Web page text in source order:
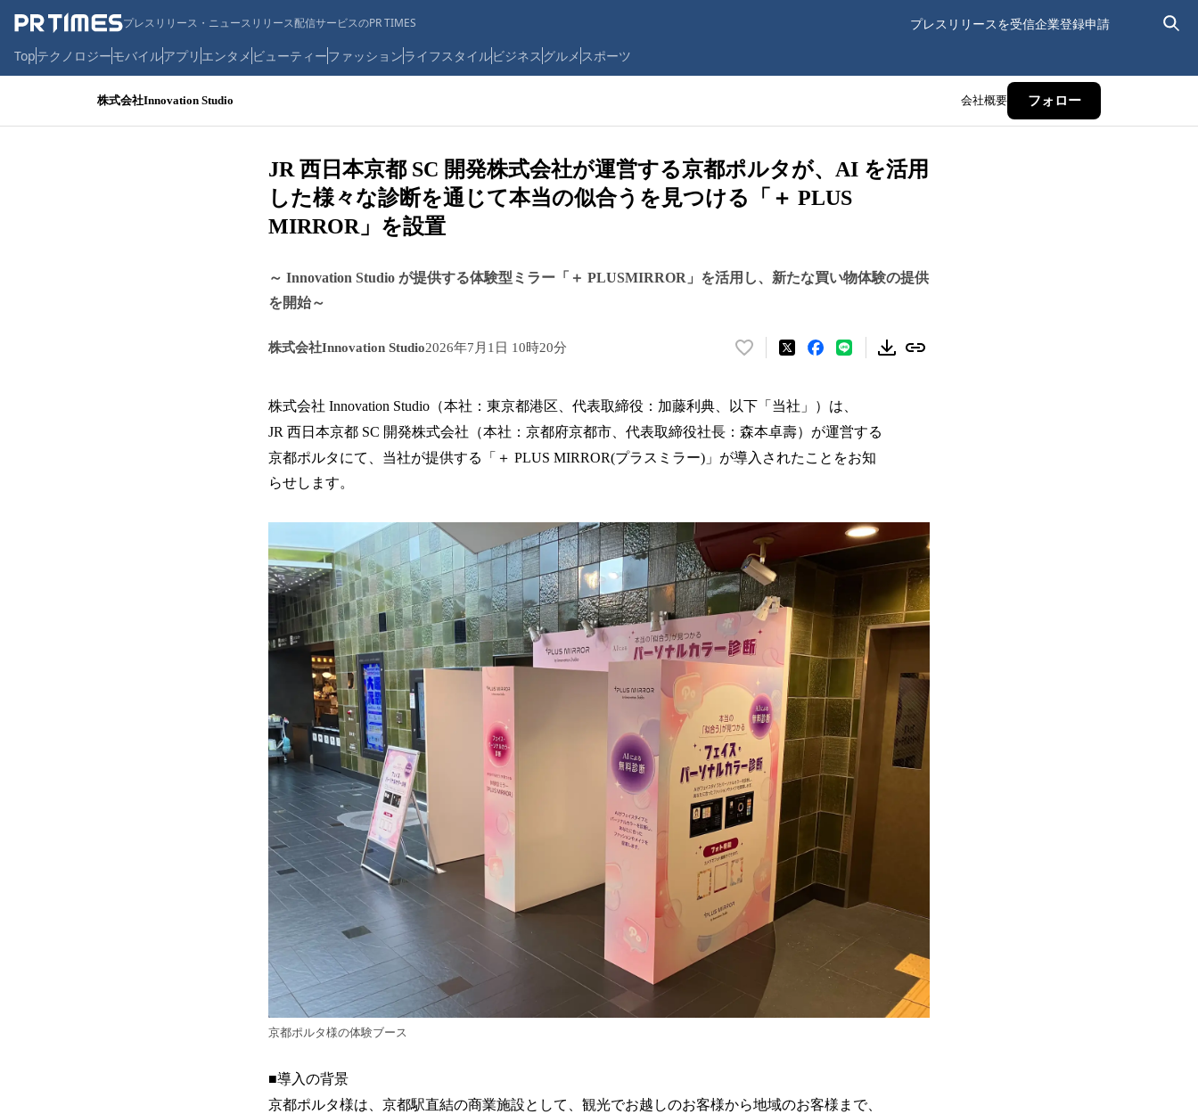
プレスリリース・ニュースリリース配信サービスのPR TIMES プレスリリースを受信企業登録申請
Topテクノロジーモバイルアプリ エンタメ ビューティーファッションライフスタイルビジネス グルメ スポーツ
株式会社Innovation Studio 会社概要 フォロー
JR 西日本京都 SC 開発株式会社が運営する京都ポルタが、AI を活用
した様々な診断を通じて本当の似合うを見つける「＋ PLUS
MIRROR」を設置
～ Innovation Studio が提供する体験型ミラー「＋ PLUSMIRROR」を活用し、新たな買い物体験の提供
を開始～
株式会社Innovation Studio2026年7月1日 10時20分
い
！
数
を
読
み
中
で
す
株式会社 Innovation Studio（本社：東京都港区、代表取締役：加藤利典、以下「当社」）は、
JR 西日本京都 SC 開発株式会社（本社：京都府京都市、代表取締役社長：森本卓壽）が運営する
京都ポルタにて、当社が提供する「＋ PLUS MIRROR(プラスミラー)」が導入されたことをお知
らせします。
京都ポルタ様の体験ブース
■導入の背景
京都ポルタ様は、京都駅直結の商業施設として、観光でお越しのお客様から地域のお客様まで、